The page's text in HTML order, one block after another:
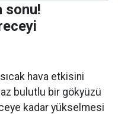
sonu!
hava etkisini
bulutlu bir gökyüzü
kadar yükselmesi